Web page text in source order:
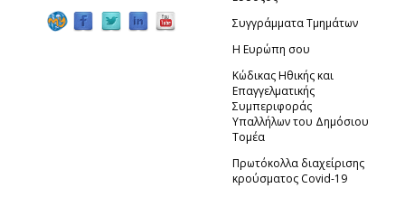
Συγγράμματα Τμημάτων
Η Ευρώπη σου
Κώδικας Ηθικής και
Επαγγελματικής
Συμπεριφοράς
Υπαλλήλων του Δημόσιου
Τομέα
Πρωτόκολλα διαχείρισης
κρούσματος Covid-19